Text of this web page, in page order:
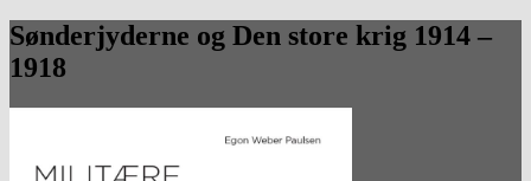
Sønderjyderne og Den store krig 1914 –
1918